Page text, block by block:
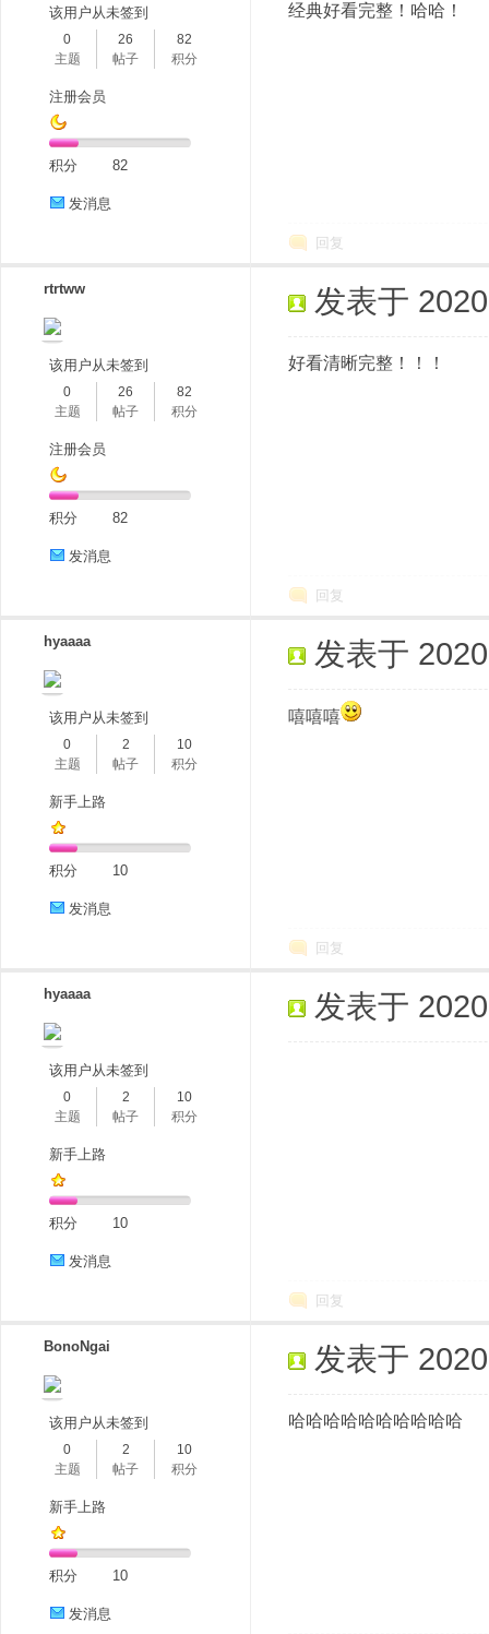
该用户从未签到
0
主题
26
帖子
82
积分
注册会员
积分 82
发消息
经典好看完整！哈哈！
回复
rtrtww
该用户从未签到
0
主题
26
帖子
82
积分
注册会员
积分 82
发消息
发表于
好看清晰完整！！！
回复
hyaaaa
该用户从未签到
0
主题
2
帖子
10
积分
新手上路
积分 10
发消息
发表于
嘻嘻嘻
回复
hyaaaa
该用户从未签到
0
主题
2
帖子
10
积分
新手上路
积分 10
发消息
发表于
回复
BonoNgai
该用户从未签到
0
主题
2
帖子
10
积分
新手上路
积分 10
发消息
发表于
哈哈哈哈哈哈哈哈哈哈